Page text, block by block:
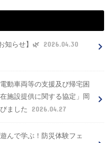
知らせ】🌿 2026.04.30
動車両等の支援及び帰宅困
施設提供に関する協定」岡
ました
2026.04.27
んで学ぶ！防災体験フェ